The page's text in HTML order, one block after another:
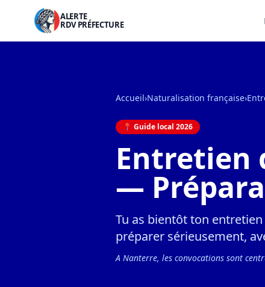
ALERTE
RDV PRÉFECTURE
Accueil›Naturalisation française›
📍 Guide local 2026
Entretien
—
Tu as bientôt ton
préparer sérieusement,
A Nanterre, les convocations sont